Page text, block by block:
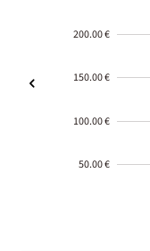
200.00 €
150.00 €
100.00 €
50.00 €